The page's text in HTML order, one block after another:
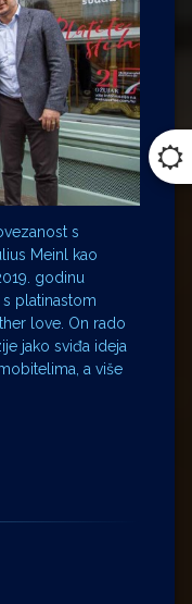
s
Meinl kao
godinu
platinastom
love. On rado
jako sviđa ideja
a više